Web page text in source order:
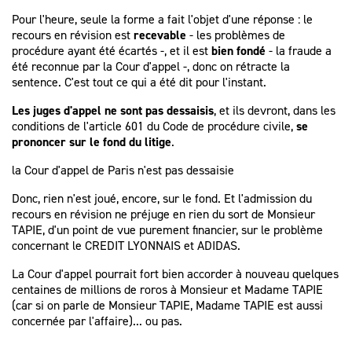
Pour l'heure, seule la forme a fait l'objet d'une réponse : le
recours en révision estrecevable - les problèmes de
procédure ayant été écartés -, et il estbien fondé - la fraude a
été reconnue par la Cour d'appel -, donc on rétracte la
sentence. C'est tout ce qui a été dit pour l'instant.
Les juges d'appel ne sont pas dessaisis, et ils devront, dans les
conditions de l'article 601 du Code de procédure civile,se
prononcer sur le fond du litige.
la Cour d'appel de Paris n'est pas dessaisie
Donc, rien n'est joué, encore, sur le fond. Et l'admission du
recours en révision ne préjuge en rien du sort de Monsieur
TAPIE, d'un point de vue purement financier, sur le problème
concernant le CREDIT LYONNAIS et ADIDAS.
La Cour d'appel pourrait fort bien accorder à nouveau quelques
centaines de millions de roros à Monsieur et Madame TAPIE
(car si on parle de Monsieur TAPIE, Madame TAPIE est aussi
concernée par l'affaire)... ou pas.